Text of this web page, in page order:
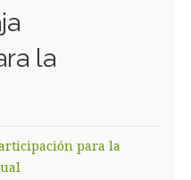
la
para la